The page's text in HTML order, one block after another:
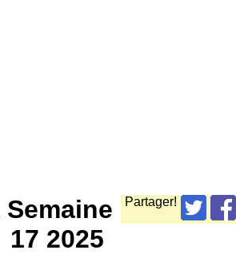
Partager!
17 2025